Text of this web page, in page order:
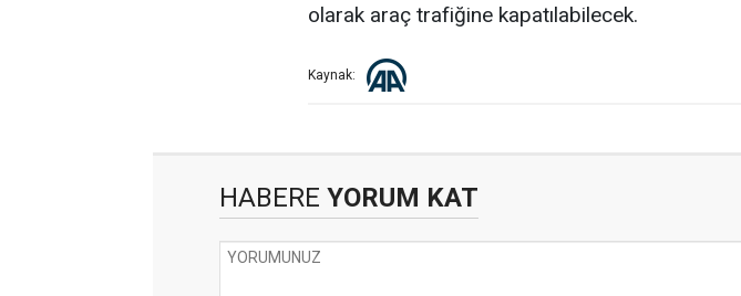
olarak araç trafiğine kapatılabilecek.
Kaynak:
HABERE YORUM KAT